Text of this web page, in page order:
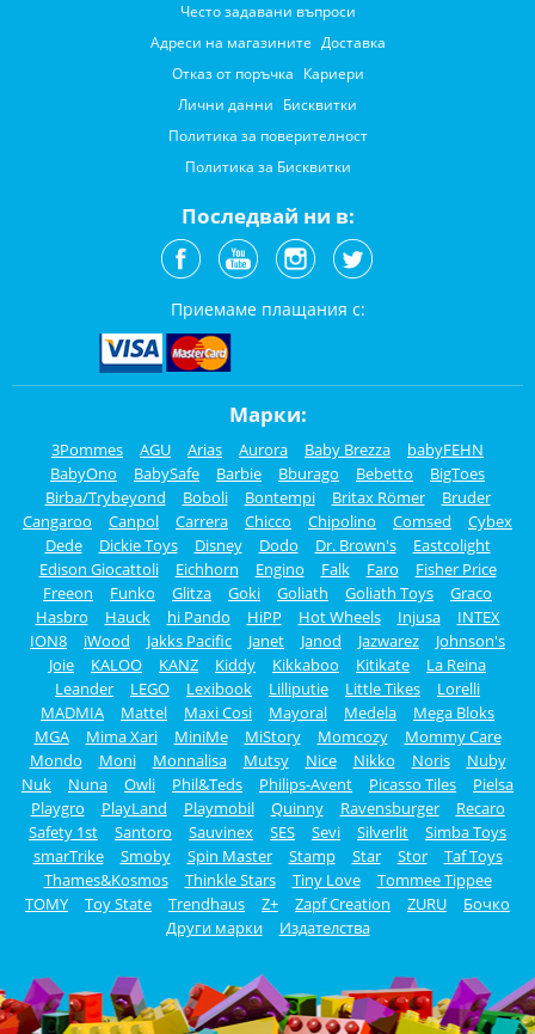
Често задавани въпроси
Адреси на магазините Доставка
Отказ от поръчка Кариери
Лични данни Бисквитки
Политика за поверителност
Политика за Бисквитки
Последвай ни в:
Приемаме плащания с:
Марки:
3Pommes AGU Arias Aurora Baby Brezza
babyFEHN
BabyOno
BabySafe Barbie Bburago Bebetto
BigToes
Birba/Trybeyond
Boboli Bontempi Britax Römer
Bruder
Cangaroo
Canpol Carrera Chicco Chipolino Comsed
Cybex
Dede
Dickie Toys Disney Dodo Dr. Brown's
Eastcolight
Edison Giocattoli
Eichhorn Engino Falk Faro
Fisher Price
Freeon
Funko Glitza Goki Goliath Goliath Toys
Graco
Hasbro
Hauck hi Pando HiPP Hot Wheels Injusa
INTEX
ION8
iWood Jakks Pacific Janet Janod Jazwarez
Johnson's
Joie
KALOO KANZ Kiddy Kikkaboo Kitikate
La Reina
Leander
LEGO Lexibook Lilliputie Little Tikes
Lorelli
MADMIA
Mattel Maxi Cosi Mayoral Medela
Mega Bloks
MGA
Mima Xari MiniMe MiStory Momcozy
Mommy Care
Mondo
Moni Monnalisa Mutsy Nice Nikko Noris
Nuby
Nuk
Nuna Owli Phil&Teds Philips-Avent Picasso Tiles
Pielsa
Playgro
PlayLand Playmobil Quinny Ravensburger
Recaro
Safety 1st
Santoro Sauvinex SES Sevi Silverlit
Simba Toys
smarTrike
Smoby Spin Master Stamp Star Stor
Taf Toys
Thames&Kosmos
Thinkle Stars Tiny Love
Tommee Tippee
TOMY
Toy State Trendhaus Z+ Zapf Creation ZURU
Бочко
Други марки
Издателства